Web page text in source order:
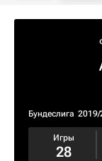
Бундеслига 2019/
Игры
28